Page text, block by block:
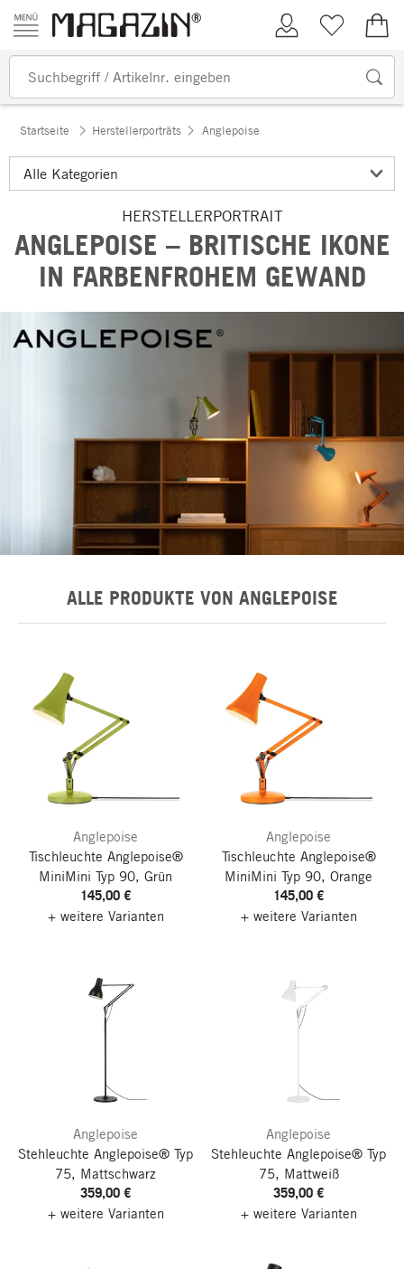
Zum Inhalt springen
Kundenkonto
Merkliste
Startseite Herstellerporträts Anglepoise
HERSTELLERPORTRAIT
ANGLEPOISE – BRITISCHE IKONE
IN FARBENFROHEM GEWAND
ALLE PRODUKTE VON ANGLEPOISE
Anglepoise
Tischleuchte Anglepoise®
MiniMini Typ 90, Grün
145,00 €
+ weitere Varianten
Anglepoise
Tischleuchte Anglepoise®
MiniMini Typ 90, Orange
145,00 €
+ weitere Varianten
Anglepoise
Stehleuchte Anglepoise® Typ
75, Mattschwarz
359,00 €
+ weitere Varianten
Anglepoise
Stehleuchte Anglepoise® Typ
75, Mattweiß
359,00 €
+ weitere Varianten